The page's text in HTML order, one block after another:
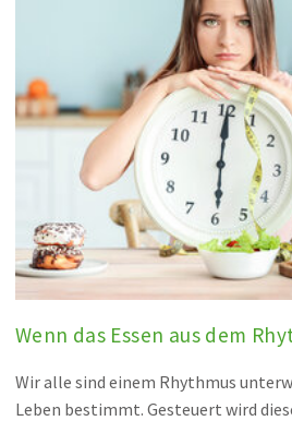
Wenn das Essen aus dem
Wir alle sind einem Rhythmus
Leben bestimmt. Gesteuert wird